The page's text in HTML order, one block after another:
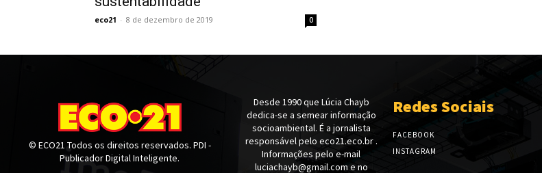
eco21 - 8 de dezembro de 2019 0
© ECO21 Todos os direitos reservados. PDI -
Publicador Digital Inteligente.
Desde 1990 que Lúcia Chayb
dedica-se a semear informação
socioambiental. É a jornalista
responsável pelo eco21.eco.br .
Informações pelo e-mail
luciachayb@gmail.com e no
Redes Sociais
FACEBOOK
INSTAGRAM